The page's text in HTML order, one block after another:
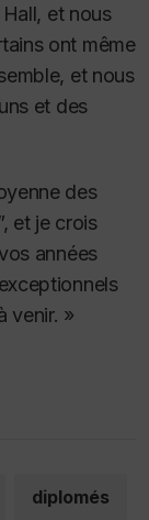
et nous
ont même
et nous
et des
des
et je crois
années
venir. »
diplomés